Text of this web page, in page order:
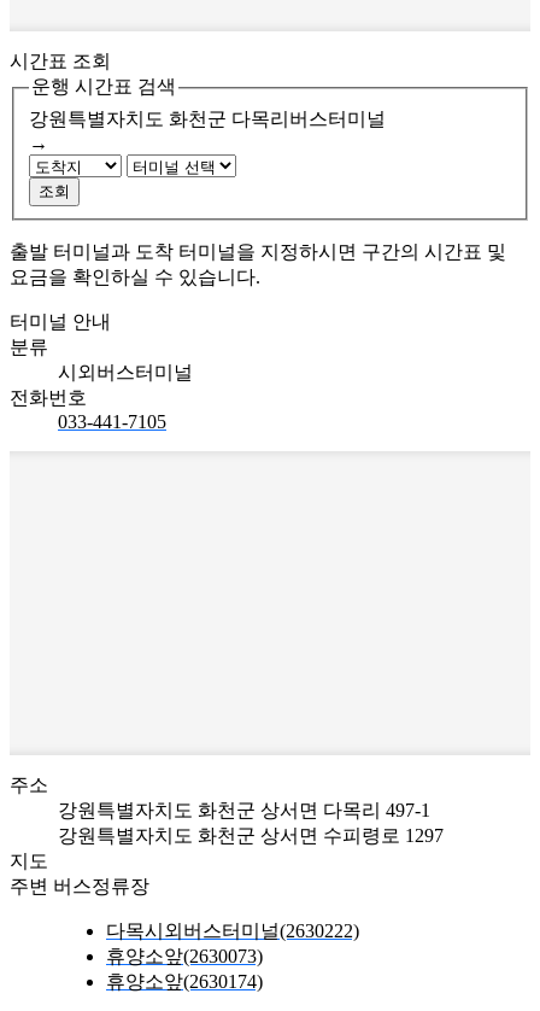
시간표 조회
운행 시간표 검색
강원특별자치도 화천군 다목리버스터미널
→
조회
출발 터미널과 도착 터미널을 지정하시면 구간의 시간표 및
요금을 확인하실 수 있습니다.
터미널 안내
분류
시외버스터미널
전화번호
033-441-7105
주소
강원특별자치도 화천군 상서면 다목리 497-1
강원특별자치도 화천군 상서면 수피령로 1297
지도
주변 버스정류장
다목시외버스터미널(2630222)
휴양소앞(2630073)
휴양소앞(2630174)